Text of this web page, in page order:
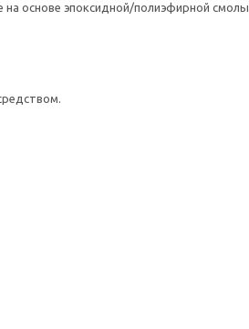
основе эпоксидной/полиэфирной смолы